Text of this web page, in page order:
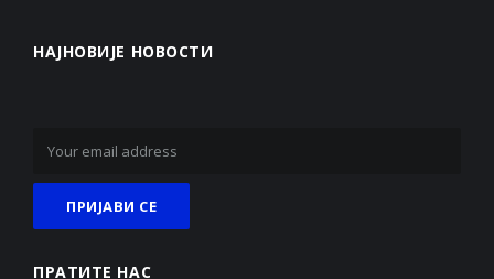
НАЈНОВИЈЕ НОВОСТИ
ПРАТИТЕ НАС